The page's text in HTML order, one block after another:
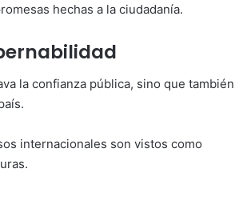
hechas a la ciudadanía.
la confianza pública, sino que también
internacionales son vistos como